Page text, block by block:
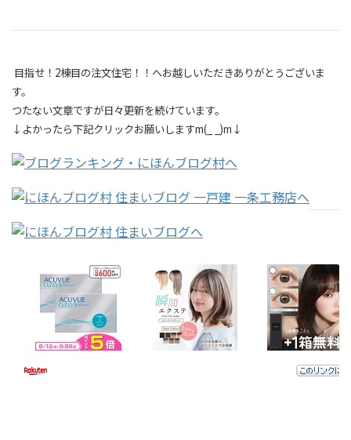
目指せ！2棟目の注文住宅！！へお越しいただきありがとうございま
す。
つたない文章ですが日々更新を続けています。
↓よかったら下記クリックお願いしますm(_ _)m↓